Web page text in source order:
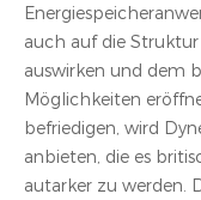
auch auf die
auswirken und dem
Möglichkeiten
befriedigen, wird
anbieten, die es
autarker zu werden.